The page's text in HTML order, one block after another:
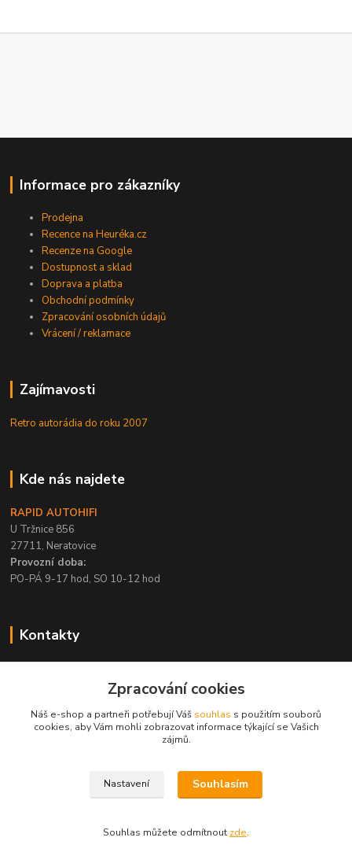
Informace pro zákazníky
Prodejna
Recence na Heuréka.cz
Recenze na Google
Dostupnost a sklad
Doprava a platba
Obchodní podmínky
Zpracování osobních údajů
Vrácení / reklamace
Zajímavosti
Retro autorádia do roku 2007
Kde nás najdete
RAPID AUTOHIFI
U Tržnice 856
27711, Neratovice
Provozní doba:
PO-PÁ 9-17 hod, SO 10-12 hod
Kontakty
PO-PÁ / 9-17 hod, SO 10-12 hod
info@rapid-autohifi.com
Všechna práva vyhrazena © 2004-2024 Rapid Autohifi
Zpracování cookies
Náš e-shop a partneři potřebují Váš souhlas s použitím souborů
cookies, aby Vám mohli zobrazovat informace týkající se Vašich
zájmů.
Nastavení Souhlasím
Souhlas můžete odmítnout zde.